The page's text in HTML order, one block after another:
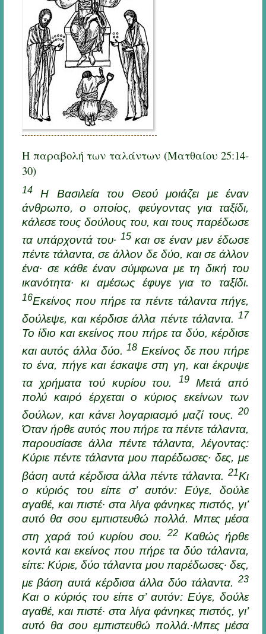
H παραβολή των ταλάντων (Ματθαίου 25:14-
30)
14Η Βασιλεία του Θεού μοιάζει με έναν
άνθρωπο, ο οποίος, φεύγοντας για ταξίδι,
κάλεσε τους δούλους του, και τους παρέδωσε
τα υπάρχοντά του· 15και σε έναν μεν έδωσε
πέντε τάλαντα, σε άλλον δε δύο, και σε άλλον
ένα· σε κάθε έναν σύμφωνα με τη δική του
ικανότητα· κι αμέσως έφυγε για το ταξίδι.
16Eκείνος που πήρε τα πέντε τάλαντα πήγε,
δούλεψε, και κέρδισε άλλα πέντε τάλαντα.17
Το ίδιο και εκείνος που πήρε τα δύο, κέρδισε
και αυτός άλλα δύο.18 Εκείνος δε που πήρε
το ένα, πήγε και έσκαψε στη γη, και έκρυψε
τα χρήματα τού κυρίου του.
19Μετά από
πολύ καιρό έρχεται ο κύριος εκείνων των
δούλων, και κάνει λογαριασμό μαζί τους.20
Όταν ήρθε αυτός που πήρε τα πέντε τάλαντα,
παρουσίασε άλλα πέντε τάλαντα, λέγοντας:
Κύριε πέντε τάλαντα μου παρέδωσες· δες, με
βάση αυτά κέρδισα άλλα πέντε τάλαντα.21Κι
ο κύριός του είπε σ’ αυτόν: Εύγε, δούλε
αγαθέ, και πιστέ· στα λίγα φάνηκες πιστός, γι’
αυτό θα σου εμπιστευθώ πολλά. Μπες μέσα
στη χαρά τού κυρίου σου.22
Καθώς ήρθε
κοντά και εκείνος που πήρε τα δύο τάλαντα,
είπε: Kύριε, δύο τάλαντα μου παρέδωσες· δες,
με βάση αυτά κέρδισα άλλα δύο τάλαντα.23
Και ο κύριός του είπε σ’ αυτόν: Eύγε, δούλε
αγαθέ, και πιστέ· στα λίγα φάνηκες πιστός, γι’
αυτό θα σου εμπιστευθώ πολλά.·Μπες μέσα